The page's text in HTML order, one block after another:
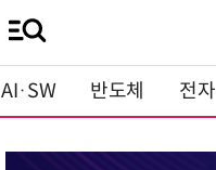
AI·SW 반도체 전자